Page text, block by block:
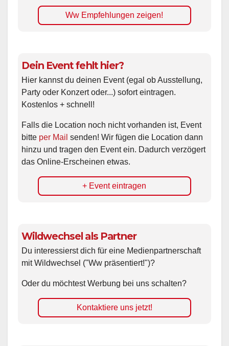
Ww Empfehlungen zeigen!
Dein Event fehlt hier?
Hier kannst du deinen Event (egal ob Ausstellung,
Party oder Konzert oder...) sofort eintragen.
Kostenlos + schnell!
Falls die Location noch nicht vorhanden ist, Event
bitte per Mail senden! Wir fügen die Location dann
hinzu und tragen den Event ein. Dadurch verzögert
das Online-Erscheinen etwas.
+ Event eintragen
Wildwechsel als Partner
Du interessierst dich für eine Medienpartnerschaft
mit Wildwechsel ("Ww präsentiert!")?
Oder du möchtest Werbung bei uns schalten?
Kontaktiere uns jetzt!